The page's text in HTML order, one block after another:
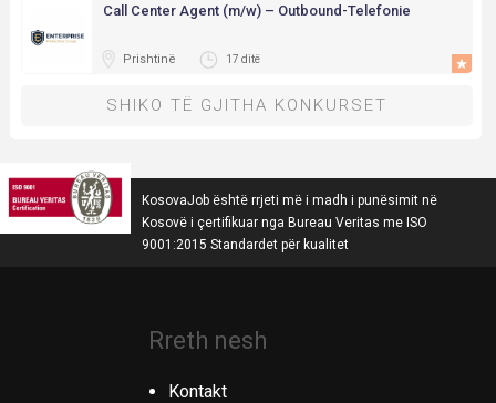
Call Center Agent (m/w) – Outbound-Telefonie
Prishtinë 17 ditë
SHIKO TË GJITHA KONKURSET
KosovaJob është rrjeti më i madh i punësimit në
Kosovë i çertifikuar nga Bureau Veritas me ISO
9001:2015 Standardet për kualitet
Rreth nesh
Kontakt